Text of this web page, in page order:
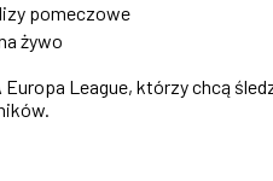
pomeczowe
żywo
League, którzy chcą